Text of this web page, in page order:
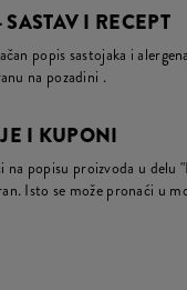
I RECEPT
popis sastojaka i
na pozadini .
I KUPONI
popisu proizvoda u delu
Isto se može pronaći u